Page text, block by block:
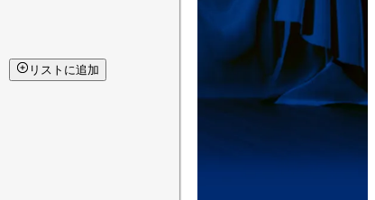
リストに追加